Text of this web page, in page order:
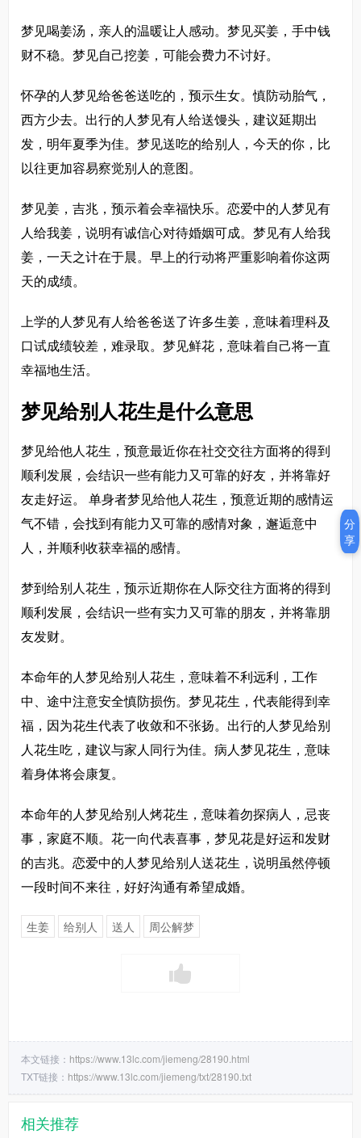
梦见喝姜汤，亲人的温暖让人感动。梦见买姜，手中钱
财不稳。梦见自己挖姜，可能会费力不讨好。
怀孕的人梦见给爸爸送吃的，预示生女。慎防动胎气，
西方少去。出行的人梦见有人给送馒头，建议延期出
发，明年夏季为佳。梦见送吃的给别人，今天的你，比
以往更加容易察觉别人的意图。
梦见姜，吉兆，预示着会幸福快乐。恋爱中的人梦见有
人给我姜，说明有诚信心对待婚姻可成。梦见有人给我
姜，一天之计在于晨。早上的行动将严重影响着你这两
天的成绩。
上学的人梦见有人给爸爸送了许多生姜，意味着理科及
口试成绩较差，难录取。梦见鲜花，意味着自己将一直
幸福地生活。
梦见给别人花生是什么意思
梦见给他人花生，预意最近你在社交交往方面将的得到
顺利发展，会结识一些有能力又可靠的好友，并将靠好
友走好运。 单身者梦见给他人花生，预意近期的感情运
气不错，会找到有能力又可靠的感情对象，邂逅意中
人，并顺利收获幸福的感情。
梦到给别人花生，预示近期你在人际交往方面将的得到
顺利发展，会结识一些有实力又可靠的朋友，并将靠朋
友发财。
本命年的人梦见给别人花生，意味着不利远利，工作
中、途中注意安全慎防损伤。梦见花生，代表能得到幸
福，因为花生代表了收敛和不张扬。出行的人梦见给别
人花生吃，建议与家人同行为佳。病人梦见花生，意味
着身体将会康复。
本命年的人梦见给别人烤花生，意味着勿探病人，忌丧
事，家庭不顺。花一向代表喜事，梦见花是好运和发财
的吉兆。恋爱中的人梦见给别人送花生，说明虽然停顿
一段时间不来往，好好沟通有希望成婚。
生姜 给别人 送人 周公解梦
本文链接： https://www.13lc.com/jiemeng/28190.html
TXT链接： https://www.13lc.com/jiemeng/txt/28190.txt
相关推荐
分
享